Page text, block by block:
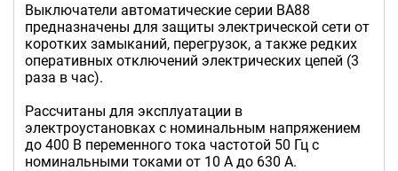
Выключатели автоматические серии ВА88
предназначены для защиты электрической сети от
коротких замыканий, перегрузок, а также редких
оперативных отключений электрических цепей (3
раза в час).
Рассчитаны для эксплуатации в
электроустановках с номинальным напряжением
до 400 В переменного тока частотой 50 Гц с
номинальными токами от 10 А до 630 А.